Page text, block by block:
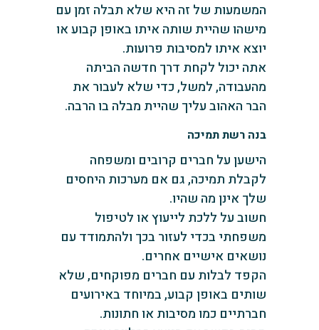
המשמעות של זה היא שלא תבלה זמן עם
מישהו שהיית שותה איתו באופן קבוע או
יוצא איתו למסיבות פרועות.
אתה יכול לקחת דרך חדשה הביתה
מהעבודה, למשל, כדי שלא לעבור את
הבר האהוב עליך שהיית מבלה בו הרבה.
בנה רשת תמיכה
הישען על חברים קרובים ומשפחה
לקבלת תמיכה, גם אם מערכות היחסים
שלך אינן מה שהיו.
חשוב על ללכת לייעוץ או לטיפול
משפחתי בכדי לעזור בכך ולהתמודד עם
נושאים אישיים אחרים.
הקפד לבלות עם חברים מפוקחים, שלא
שותים באופן קבוע, במיוחד באירועים
חברתיים כמו מסיבות או חתונות.